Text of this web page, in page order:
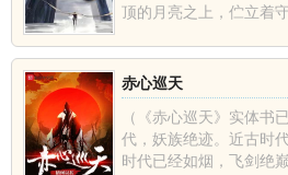
顶的月亮之上，伫立着
赤心巡天
（《赤心巡天》实体书
代，妖族绝迹。近古时
时代已经如烟，飞剑绝